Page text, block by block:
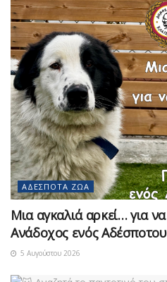
ΑΔΈΣΠΟΤΑ ΖΏΑ
Μια αγκαλιά αρκεί… για
Ανάδοχος ενός
5 Αυγούστου 2026